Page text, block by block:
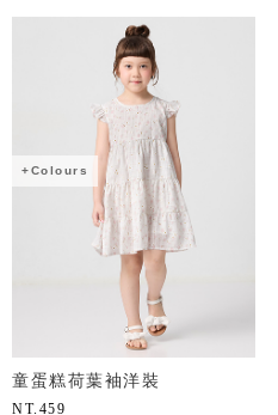
+Colours
童蛋糕荷葉袖洋裝
NT. 459